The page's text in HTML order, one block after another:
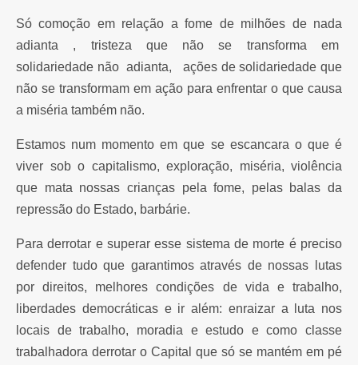
Só comoção em relação a fome de milhões de nada
adianta , tristeza que não se transforma em
solidariedade não adianta, ações de solidariedade que
não se transformam em ação para enfrentar o que causa
a miséria também não.
Estamos num momento em que se escancara o que é
viver sob o capitalismo, exploração, miséria, violência
que mata nossas crianças pela fome, pelas balas da
repressão do Estado, barbárie.
Para derrotar e superar esse sistema de morte é preciso
defender tudo que garantimos através de nossas lutas
por direitos, melhores condições de vida e trabalho,
liberdades democráticas e ir além: enraizar a luta nos
locais de trabalho, moradia e estudo e como classe
trabalhadora derrotar o Capital que só se mantém em pé